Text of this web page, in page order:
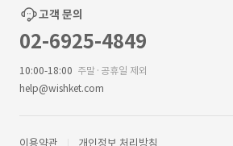
고객 문의
02-6925-4849
10:00-18:00 주말·공휴일 제외
help@wishket.com
이용약관 개인정보 처리방침